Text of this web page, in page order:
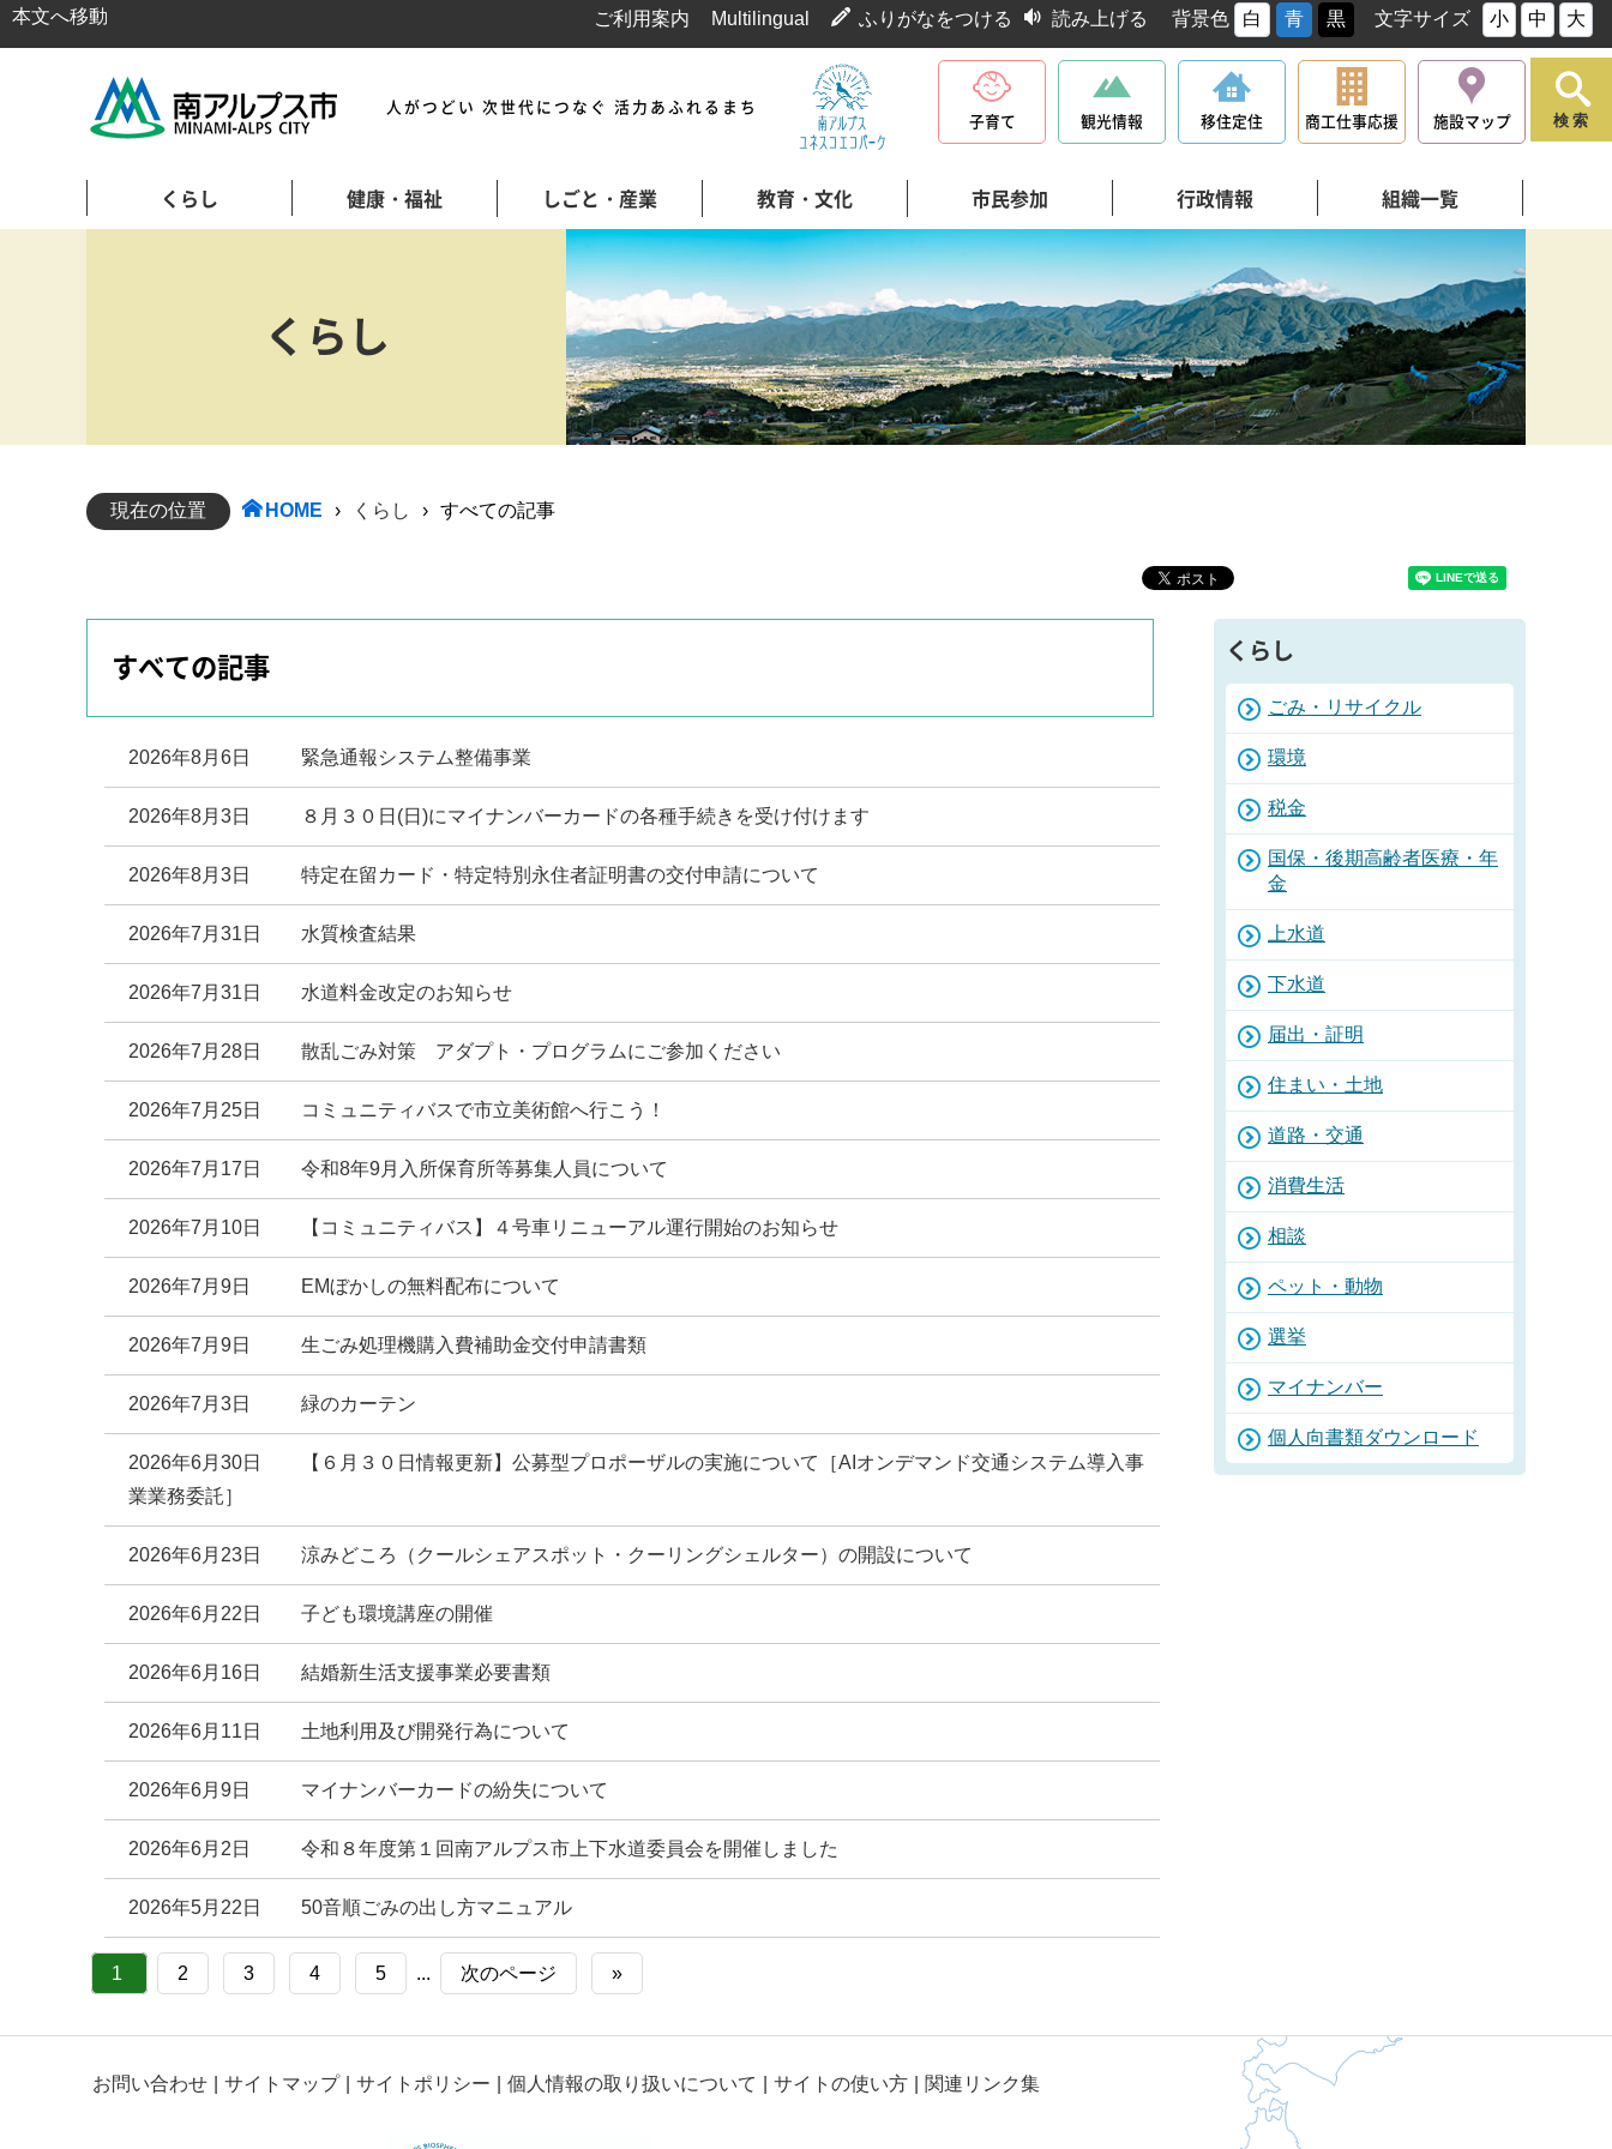
本文へ移動 ご利用案内 Multilingual ふりがなをつける 読み上げる 背景色 白 青 黒 文字サイズ 小 中 大
人がつどい 次世代につなぐ 活力あふれるまち
子育て 観光情報 移住定住 商工仕事応援 施設マップ
くらし 健康・福祉 しごと・産業 教育・文化 市民参加 行政情報 組織一覧
検索
くらし
現在の位置 HOME › くらし › すべての記事
すべての記事
2026年8月6日 緊急通報システム整備事業
2026年8月3日 ８月３０日(日)にマイナンバーカードの各種手続きを受け付けます
2026年8月3日 特定在留カード・特定特別永住者証明書の交付申請について
2026年7月31日 水質検査結果
2026年7月31日 水道料金改定のお知らせ
2026年7月28日 散乱ごみ対策 アダプト・プログラムにご参加ください
2026年7月25日 コミュニティバスで市立美術館へ行こう！
2026年7月17日 令和8年9月入所保育所等募集人員について
2026年7月10日 【コミュニティバス】４号車リニューアル運行開始のお知らせ
2026年7月9日 EMぼかしの無料配布について
2026年7月9日 生ごみ処理機購入費補助金交付申請書類
2026年7月3日 緑のカーテン
2026年6月30日
【６月３０日情報更新】公募型プロポーザルの実施について［AIオンデマンド交通システム導入事
業業務委託］
2026年6月23日 涼みどころ（クールシェアスポット・クーリングシェルター）の開設について
2026年6月22日 子ども環境講座の開催
2026年6月16日 結婚新生活支援事業必要書類
2026年6月11日 土地利用及び開発行為について
2026年6月9日 マイナンバーカードの紛失について
2026年6月2日 令和８年度第１回南アルプス市上下水道委員会を開催しました
2026年5月22日 50音順ごみの出し方マニュアル
1 2 3 4 5 ... 次のページ »
くらし
ごみ・リサイクル
環境
税金
国保・後期高齢者医療・年
金
上水道
下水道
届出・証明
住まい・土地
道路・交通
消費生活
相談
ペット・動物
選挙
マイナンバー
個人向書類ダウンロード
お問い合わせ サイトマップ サイトポリシー 個人情報の取り扱いについて サイトの使い方 関連リンク集